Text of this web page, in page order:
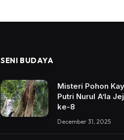
SENI BUDAYA
Misteri Pohon
Putri Nurul A’la
ke-8
December 31, 2025